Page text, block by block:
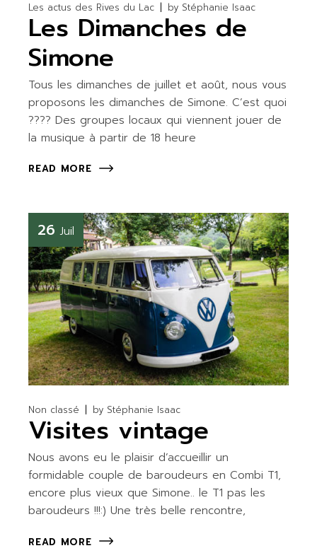
Les actus des Rives du Lac by Stéphanie Isaac
Les Dimanches de
Simone
Tous les dimanches de juillet et août, nous vous
proposons les dimanches de Simone. C’est quoi
???? Des groupes locaux qui viennent jouer de
la musique à partir de 18 heure
READ MORE
26 Juil
Non classé by Stéphanie Isaac
Visites vintage
Nous avons eu le plaisir d’accueillir un
formidable couple de baroudeurs en Combi T1,
encore plus vieux que Simone.. le T1 pas les
baroudeurs !!!:) Une très belle rencontre,
READ MORE